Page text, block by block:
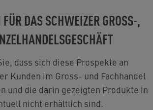
DAS SCHWEIZER GROSS-,
dass sich diese Prospekte an
Kunden im Gross- und Fachhandel
und die darin gezeigten Produkte in
nicht erhältlich sind.